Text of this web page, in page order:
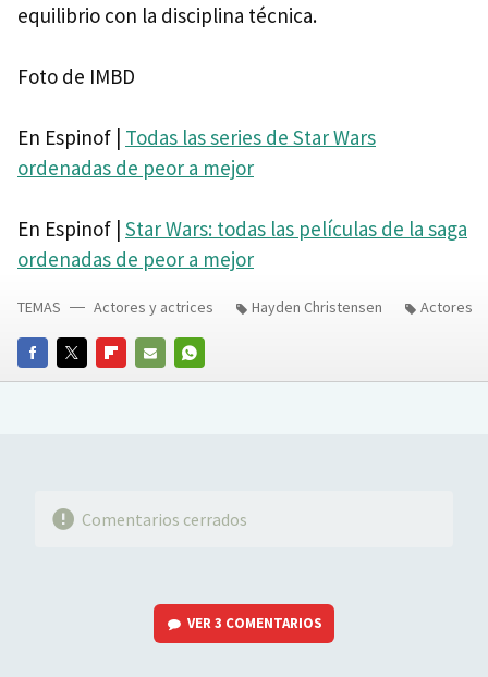
equilibrio con la disciplina técnica.
Foto de IMBD
En Espinof | Todas las series de Star Wars
ordenadas de peor a mejor
En Espinof | Star Wars: todas las películas de la saga
ordenadas de peor a mejor
FACEBOOKTWITTERFLIPBOARD
E-
WHATSAPP
TEMAS Actores y actrices Hayden Christensen Actores
Comentarios cerrados
VER3 COMENTARIOS